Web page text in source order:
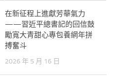
在新征程上進獻芳華氣力
——習近平總書記的回信鼓
勵寬大青甜心專包養網年拼
搏奮斗
2026 年 5 月 16 日